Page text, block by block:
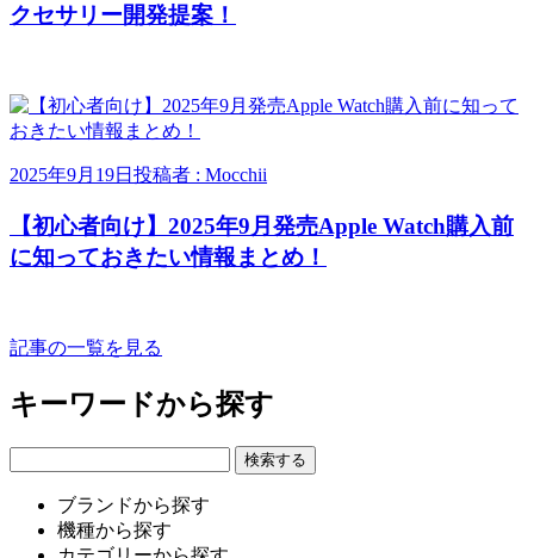
クセサリー開発提案！
2025年9月19日 投稿者 : Mocchii
【初心者向け】2025年9月発売Apple Watch購入前
に知っておきたい情報まとめ！
記事の一覧を見る
キーワードから探す
ブランドから探す
機種から探す